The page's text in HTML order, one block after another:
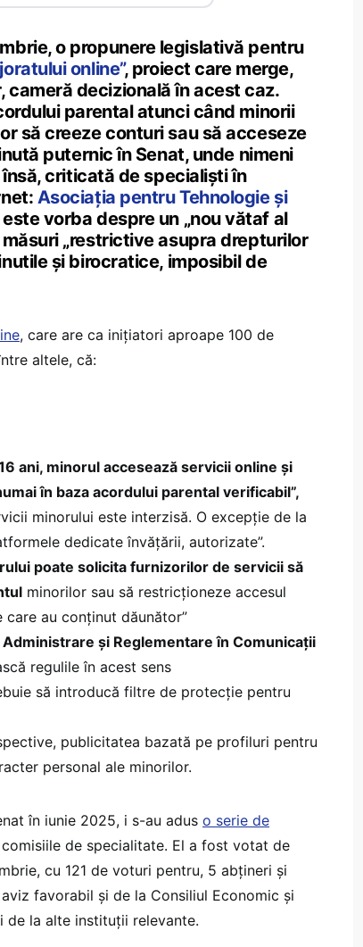
o propunere legislativă pentru
online”, proiect care merge,
cameră decizională în acest caz.
parental atunci când minorii
să creeze conturi sau să acceseze
puternic în Senat, unde nimeni
criticată de specialiști în
Asociația pentru Tehnologie și
vorba despre un „nou vătaf al
„restrictive asupra drepturilor
și birocratice, imposibil de
, care are ca inițiatori aproape 100 de
altele, că:
ani, minorul accesează servicii online și
în baza acordului parental verificabil”,
minorului este interzisă. O excepție de la
dedicate învățării, autorizate”.
poate solicita furnizorilor de servicii să
minorilor sau să restricționeze accesul
care au conținut dăunător”
și Reglementare în Comunicații
regulile în acest sens
să introducă filtre de protecție pentru
publicitatea bazată pe profiluri pentru
personal ale minorilor.
în iunie 2025, i s-au adus o serie de
de specialitate. El a fost votat de
cu 121 de voturi pentru, 5 abțineri și
favorabil și de la Consiliul Economic și
de la alte instituții relevante.